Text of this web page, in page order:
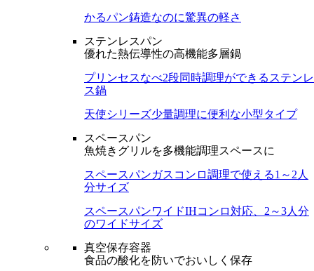
かるパン鋳造なのに驚異の軽さ
ステンレスパン
優れた熱伝導性の高機能多層鍋
プリンセスなべ2段同時調理ができるステンレ
ス鍋
天使シリーズ少量調理に便利な小型タイプ
スペースパン
魚焼きグリルを多機能調理スペースに
スペースパンガスコンロ調理で使える1～2人
分サイズ
スペースパンワイドIHコンロ対応、2～3人分
のワイドサイズ
真空保存容器
食品の酸化を防いでおいしく保存